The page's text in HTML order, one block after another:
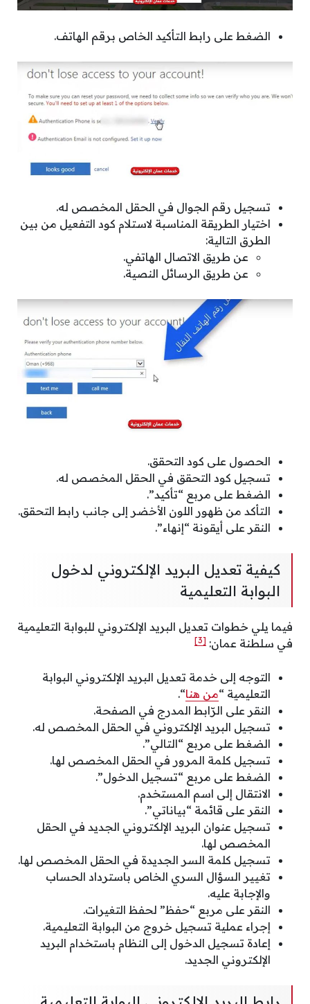
الضغط على رابط التأكيد الخاص برقم الهاتف.
تسجيل رقم الجوال في الحقل المخصص له.
اختيار الطريقة المناسبة لاستلام كود التفعيل من بين
الطرق التالية:
عن طريق الاتصال الهاتفي.
عن طريق الرسائل النصية.
الحصول على كود التحقق.
تسجيل كود التحقق في الحقل المخصص له.
الضغط على مربع “تأكيد”.
التأكد من ظهور اللون الأخضر إلى جانب رابط التحقق.
النقر على أيقونة “إنهاء”.
كيفية تعديل البريد الإلكتروني لدخول
البوابة التعليمية
فيما يلي خطوات تعديل البريد الإلكتروني للبوابة التعليمية
في سلطنة عمان: [3]
التوجه إلى خدمة تعديل البريد الإلكتروني البوابة
التعليمية “من هنا“.
النقر على الرّابط المدرج في الصفحة.
تسجيل البريد الإلكتروني في الحقل المخصص له.
الضغط على مربع “التالي”.
تسجيل كلمة المرور في الحقل المخصص لها.
الضغط على مربع “تسجيل الدخول”.
الانتقال إلى اسم المستخدم.
النقر على قائمة “بياناتي”.
تسجيل عنوان البريد الإلكتروني الجديد في الحقل
المخصص لها.
تسجيل كلمة السر الجديدة في الحقل المخصص لها.
تغيير السؤال السري الخاص باسترداد الحساب
والإجابة عليه.
النقر على مربع “حفظ” لحفظ التغيرات.
إجراء عملية تسجيل خروج من البوابة التعليمية.
إعادة تسجيل الدخول إلى النظام باستخدام البريد
الإلكتروني الجديد.